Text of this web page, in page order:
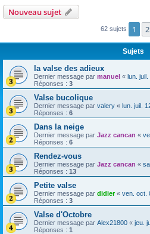
Nouveau sujet
62 sujets 1 2
Sujets
la valse des adieux
Dernier message par manuel « lun.
Réponses : 3
Valse bucolique
Dernier message par valery « lun. juil.
Réponses : 6
Dans la neige
Dernier message par Jazz cancan «
Réponses : 6
Rendez-vous
Dernier message par Jazz cancan «
Réponses : 13
Petite valse
Dernier message par didier« ven. oct.
Réponses : 3
Valse d'Octobre
Dernier message par Alex21800 « jeu.
Réponses : 1